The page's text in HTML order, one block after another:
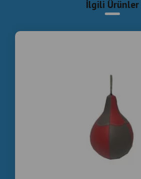
Boks Makinesi Dış Topu